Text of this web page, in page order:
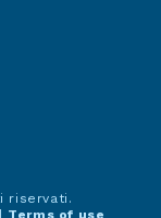
riservati.
Terms of use